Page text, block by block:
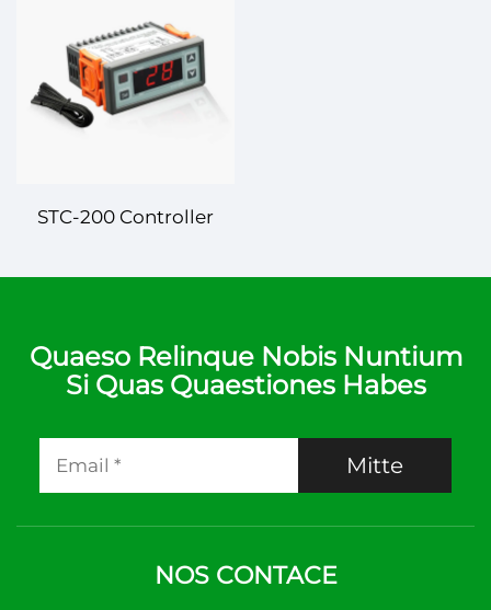
Intellectus et
Temperatura Praecisa
Pro Solutione Controlli
STC-200 Controller
– Fiducialis
Thermometri pro Variis
Applicationibus
Quaeso Relinque Nobis Nuntium
Si Quas Quaestiones Habes
Mitte
NOS CONTACE